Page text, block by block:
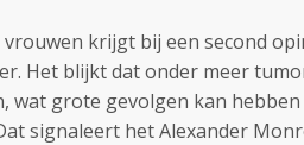
vrouwen krijgt bij een second
Het blijkt dat onder meer
wat grote gevolgen kan
signaleert het Alexander